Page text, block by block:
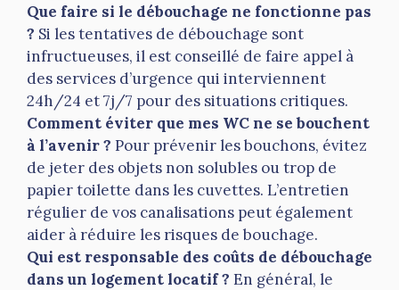
Que faire si le débouchage ne fonctionne pas
? Si les tentatives de débouchage sont
infructueuses, il est conseillé de faire appel à
des services d’urgence qui interviennent
24h/24 et 7j/7 pour des situations critiques.
Comment éviter que mes WC ne se bouchent
à l’avenir ? Pour prévenir les bouchons, évitez
de jeter des objets non solubles ou trop de
papier toilette dans les cuvettes. L’entretien
régulier de vos canalisations peut également
aider à réduire les risques de bouchage.
Qui est responsable des coûts de débouchage
dans un logement locatif ? En général, le